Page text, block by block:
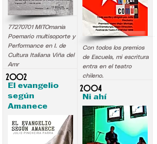
.
77270701MITOmanía
Poemario multisoporte y
Performance en I. de
Cultura Italiana Viña del
Amr
2002
El evangelio
según
Amanece
.
Con todos los premios
de Escuela, mi escritura
entra en el teatro
chileno.
2004
Ni ahí